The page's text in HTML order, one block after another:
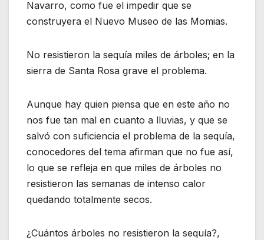
Navarro, como fue el impedir que se
construyera el Nuevo Museo de las Momias.
No resistieron la sequía miles de árboles; en la
sierra de Santa Rosa grave el problema.
Aunque hay quien piensa que en este año no
nos fue tan mal en cuanto a lluvias, y que se
salvó con suficiencia el problema de la sequía,
conocedores del tema afirman que no fue así,
lo que se refleja en que miles de árboles no
resistieron las semanas de intenso calor
quedando totalmente secos.
¿Cuántos árboles no resistieron la sequía?,